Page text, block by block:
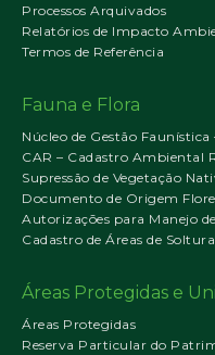
Processos Arquivados
Relatórios de Impacto
Termos de Referência
Fauna e Flora
Núcleo de Gestão Faunística
CAR – Cadastro Ambiental
Supressão de Vegetação
Documento de Origem
Autorizações para Manejo
Cadastro de Áreas de
Áreas Protegidas e
Áreas Protegidas
Reserva Particular do